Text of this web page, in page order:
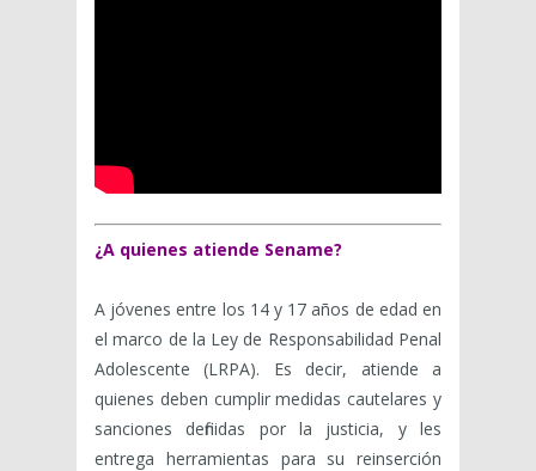
¿A quienes atiende Sename?
A jóvenes entre los 14 y 17 años de edad en
el marco de la Ley de Responsabilidad Penal
Adolescente (LRPA). Es decir, atiende a
quienes deben cumplir medidas cautelares y
sanciones definidas por la justicia, y les
entrega herramientas para su reinserción